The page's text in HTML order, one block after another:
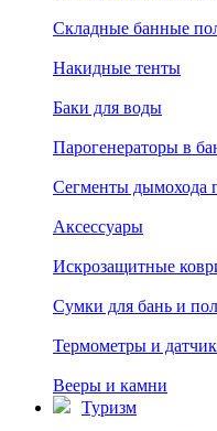
Складные банные
Накидные тенты
Баки для воды
Парогенераторы в
Сегменты дымохода
Аксессуары
Искрозащитные
Сумки для бань и
Термометры и
Вееры и камни
Туризм